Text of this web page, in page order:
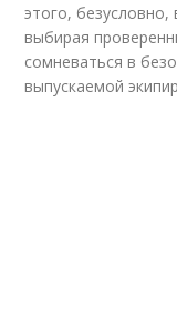
этого, безусловно,
выбирая
сомневаться в
выпускаемой